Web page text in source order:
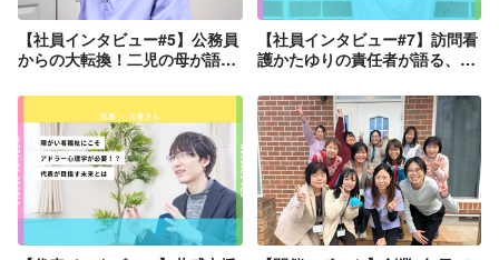
【社員インタビュー#5】公務員
からの大転換！二児の母が語る
ンス」#医療事務職 #転職１ヶ
月目 #訪問看護ステーション
【社員インタビュー#7】訪問看
護かたゆりの責任者が語る、
働き方